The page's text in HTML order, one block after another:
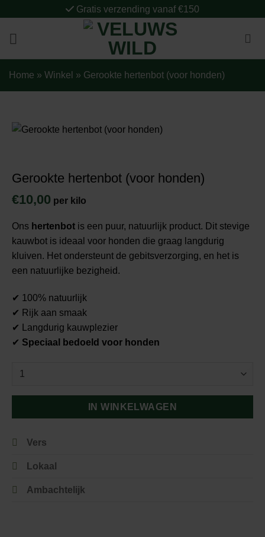
inhoud
Gratis verzending vanaf €150
Home » Winkel » Gerookte hertenbot (voor honden)
Gerookte hertenbot (voor honden)
€10,00 per kilo
Ons hertenbot is een puur, natuurlijk product. Dit stevige
kauwbot is ideaal voor honden die graag langdurig
kluiven. Het ondersteunt de gebitsverzorging, en het is
een natuurlijke bezigheid.
✔ 100% natuurlijk
✔ Rijk aan smaak
✔ Langdurig kauwplezier
✔ Speciaal bedoeld voor honden
IN WINKELWAGEN
Vers
Lokaal
Ambachtelijk